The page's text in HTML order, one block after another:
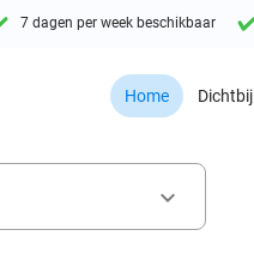
7 dagen per week beschikbaar
Home Dichtbij
keyboard_arrow_down